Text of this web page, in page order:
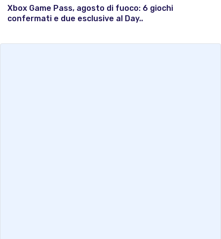
Xbox Game Pass, agosto di fuoco: 6 giochi
confermati e due esclusive al Day..